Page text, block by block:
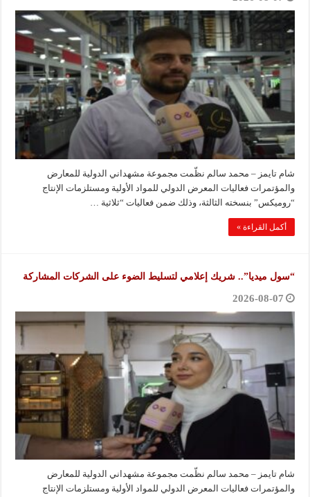
شام تايمز – محمد سالم نظّمت مجموعة مشهداني الدولية للمعارض
والمؤتمرات فعاليات المعرض الدولي للمواد الأولية ومستلزمات الإنتاج
“روميكس” بنسخته الثالثة، وذلك ضمن فعاليات “ثلاثية …
أكمل القراءة »
“سول ميديا”.. شريك إعلامي لتسليط الضوء على الشركات المشاركة
2026-08-07
شام تايمز – محمد سالم نظّمت مجموعة مشهداني الدولية للمعارض
والمؤتمرات فعاليات المعرض الدولي للمواد الأولية ومستلزمات الإنتاج